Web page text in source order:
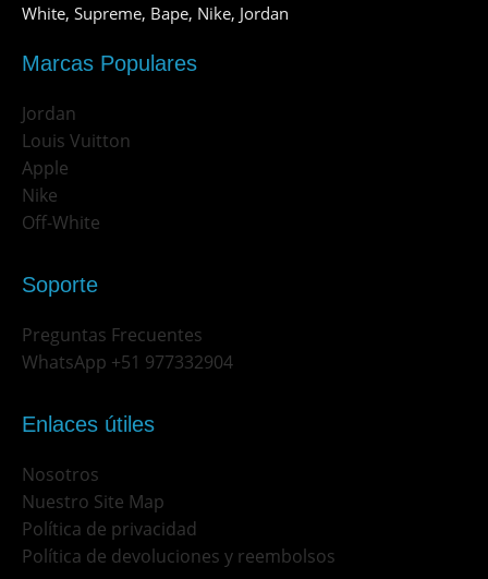
White, Supreme, Bape, Nike, Jordan
Marcas Populares
Jordan
Louis Vuitton
Apple
Nike
Off-White
Soporte
Preguntas Frecuentes
WhatsApp +51 977332904
Enlaces útiles
Nosotros
Nuestro Site Map
Política de privacidad
Política de devoluciones y reembolsos